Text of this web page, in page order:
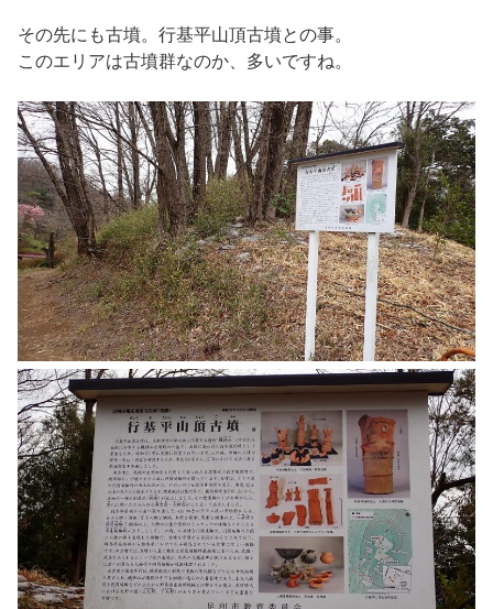
その先にも古墳。行基平山頂古墳との事。
このエリアは古墳群なのか、多いですね。